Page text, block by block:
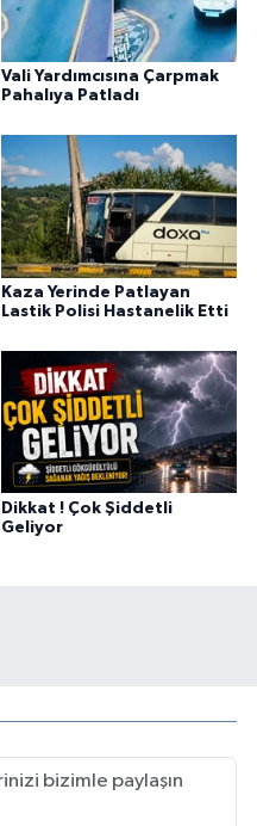
Vali Yardımcısına Çarpmak
Pahalıya Patladı
Kaza Yerinde Patlayan
Lastik Polisi Hastanelik Etti
Dikkat ! Çok Şiddetli
Geliyor